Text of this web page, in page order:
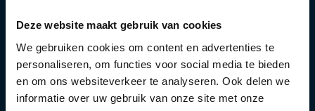
Deze website maakt gebruik van cookies
We gebruiken cookies om content en advertenties te
personaliseren, om functies voor social media te bieden
en om ons websiteverkeer te analyseren. Ook delen we
informatie over uw gebruik van onze site met onze